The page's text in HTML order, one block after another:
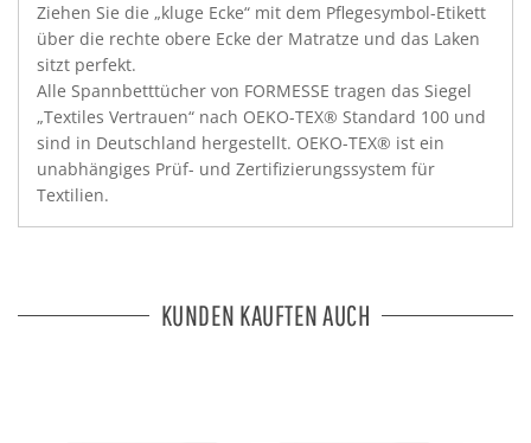
Ziehen Sie die „kluge Ecke“ mit dem Pflegesymbol-Etikett
über die rechte obere Ecke der Matratze und das Laken
sitzt perfekt.
Alle Spannbetttücher von FORMESSE tragen das Siegel
„Textiles Vertrauen“ nach OEKO-TEX® Standard 100 und
sind in Deutschland hergestellt. OEKO-TEX® ist ein
unabhängiges Prüf- und Zertifizierungssystem für
Textilien.
KUNDEN KAUFTEN AUCH